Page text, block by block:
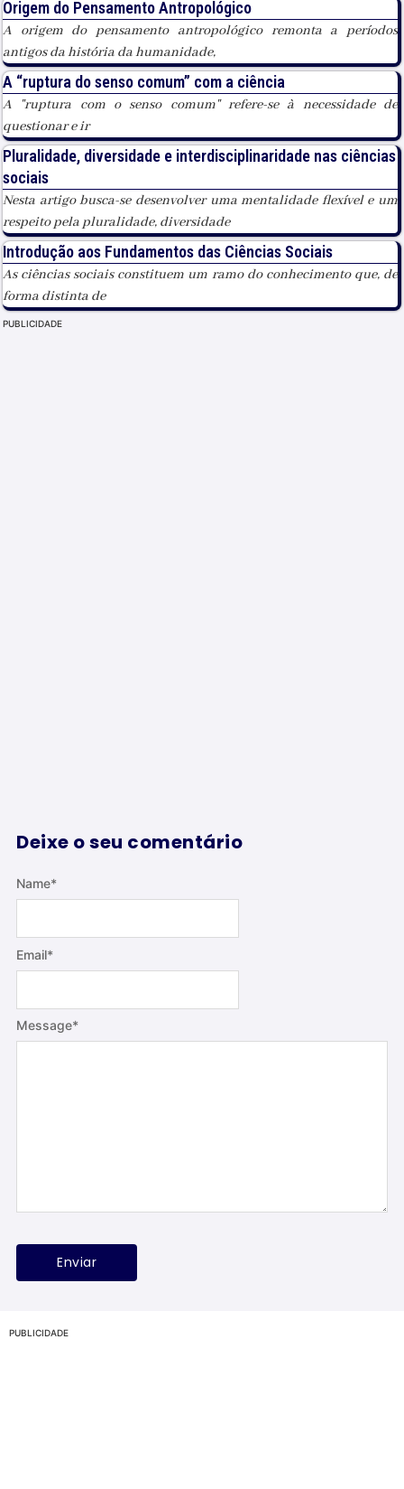
Origem do Pensamento Antropológico
A origem do pensamento antropológico remonta a períodos
antigos da história da humanidade,
A “ruptura do senso comum” com a ciência
A "ruptura com o senso comum" refere-se à necessidade de
questionar e ir
Pluralidade, diversidade e interdisciplinaridade nas ciências
sociais
Nesta artigo busca-se desenvolver uma mentalidade flexível e um
respeito pela pluralidade, diversidade
Introdução aos Fundamentos das Ciências Sociais
As ciências sociais constituem um ramo do conhecimento que, de
forma distinta de
PUBLICIDADE
Deixe o seu comentário
Message*
Name*
Email*
PUBLICIDADE